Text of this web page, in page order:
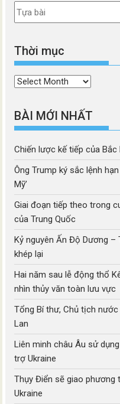
Thời mục
Thời
BÀI MỚI NHẤT
Chiến lược kế tiếp của
Ông Trump ký sắc lệnh
Mỹ’
Giai đoạn tiếp theo trong
của Trung Quốc
Kỷ nguyên Ấn Độ Dương –
khép lại
Hai năm sau lễ động thổ
nhìn thủy văn toàn lưu vực
Tổng Bí thư, Chủ tịch
Lan
Liên minh châu Âu sử
trợ Ukraine
Thụy Điển sẽ giao phương
Ukraine